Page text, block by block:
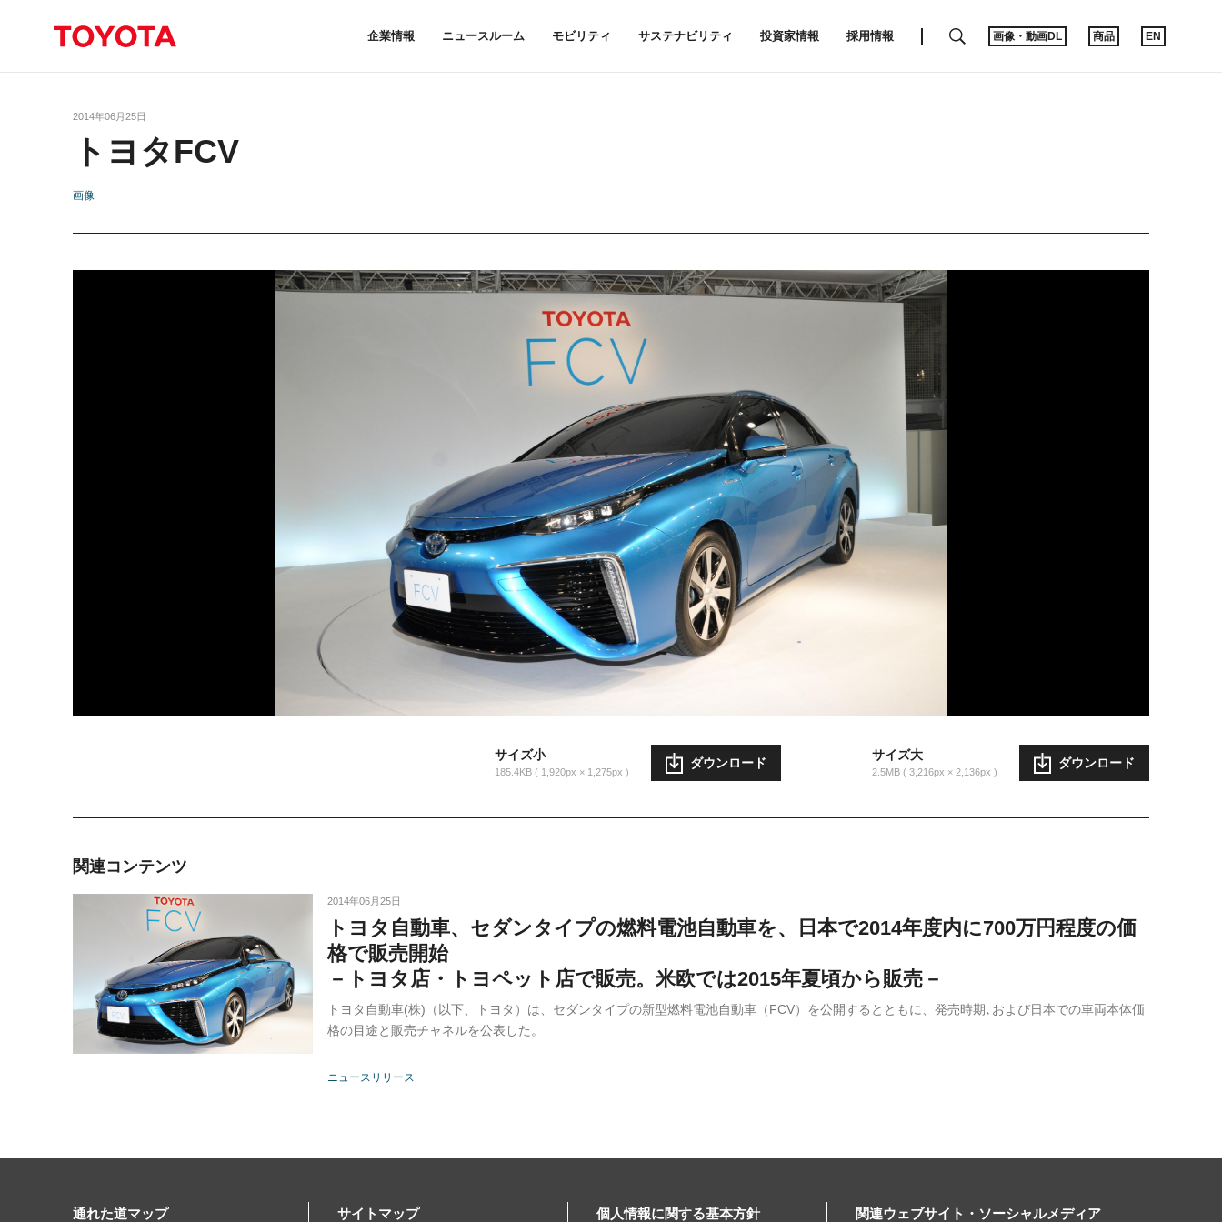
企業情報 ニュースルーム モビリティ サステナビリティ 投資家情報 採用情報 SEARCH画像・動画DL 商品 EN
2014年06月25日
トヨタFCV
画像
サイズ小
185.4KB 1,920px × 1,275px
ダウンロード
サイズ大
2.5MB 3,216px × 2,136px
ダウンロード
関連コンテンツ
2014年06月25日
トヨタ自動車、セダンタイプの燃料電池自動車を、日本で2014年度内に700万円程度の価
格で販売開始
－トヨタ店・トヨペット店で販売。米欧では2015年夏頃から販売－
トヨタ自動車(株)（以下、トヨタ）は、セダンタイプの新型燃料電池自動車（FCV）を公開するとともに、発売時期､および日本での車両本体価
格の目途と販売チャネルを公表した。
ニュースリリース
通れた道マップ サイトマップ 個人情報に関する基本方針 関連ウェブサイト・ソーシャルメディア